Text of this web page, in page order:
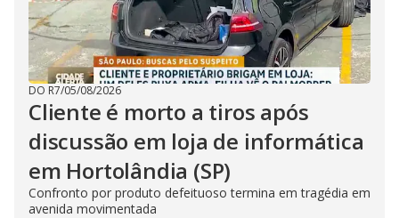
DO R7/05/08/2026
Cliente é morto a tiros após
discussão em loja de informática
em Hortolândia (SP)
Confronto por produto defeituoso termina em tragédia em
avenida movimentada